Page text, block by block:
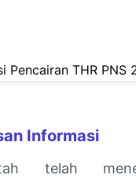
Informasi
telah